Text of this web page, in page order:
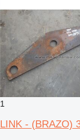
1
LINK - (BRAZO)